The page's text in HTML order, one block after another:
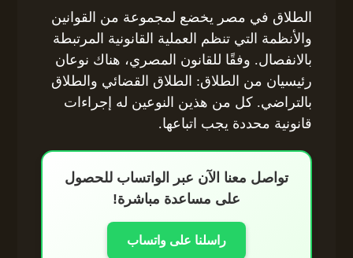
الطلاق في مصر يخضع لمجموعة من القوانين
والأنظمة التي تنظم العملية القانونية المرتبطة
بالانفصال. وفقًا للقانون المصري، هناك نوعان
رئيسيان من الطلاق: الطلاق القضائي والطلاق
بالتراضي. كل من هذين النوعين له إجراءات
قانونية محددة يجب اتباعها.
تواصل معنا الآن عبر الواتساب للحصول
على مساعدة مباشرة!
راسلنا على واتساب